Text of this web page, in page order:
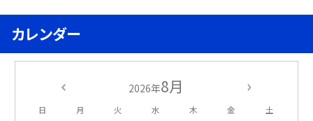
カレンダー
2026年8月
日 月 火 水 木 金 土